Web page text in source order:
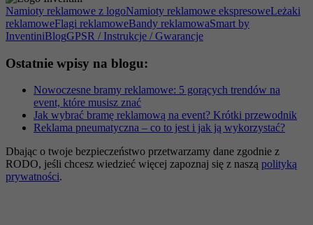
Namioty reklamowe z logoNamioty reklamowe ekspresoweLeżaki
reklamoweFlagi reklamoweBandy reklamowaSmart by
InventiniBlogGPSR / Instrukcje / Gwarancje
Ostatnie wpisy na blogu:
Nowoczesne bramy reklamowe: 5 gorących trendów na
event, które musisz znać
Jak wybrać bramę reklamową na event? Krótki przewodnik
Reklama pneumatyczna – co to jest i jak ją wykorzystać?
Dbając o twoje bezpieczeństwo przetwarzamy dane zgodnie z
RODO, jeśli chcesz wiedzieć więcej zapoznaj się z naszą polityką
prywatności.